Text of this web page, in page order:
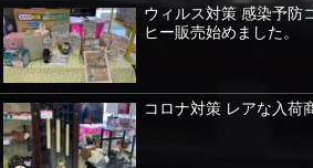
ウィルス対策 感染予防
ヒー販売始めました。
コロナ対策 レアな入荷